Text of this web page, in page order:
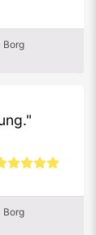
Borg
Borg